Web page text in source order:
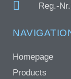
Reg.-
Homepage
Products